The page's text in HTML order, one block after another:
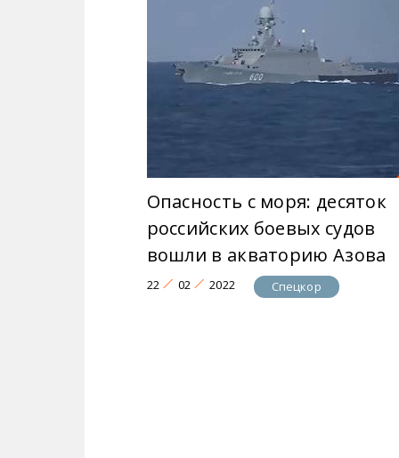
Опасность с моря: десяток
российских боевых судов
вошли в акваторию Азова
22 02 2022 Спецкор